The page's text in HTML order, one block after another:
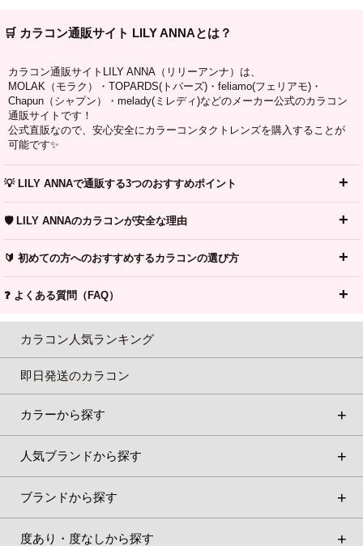
🛒 カラコン通販サイト LILY ANNAとは？
カラコン通販サイトLILY ANNA（リリーアンナ）は、
MOLAK（モラク）・TOPARDS(トパーズ)・feliamo(フェリアモ)・
Chapun（シャプン）・melady(ミレディ)などのメーカー公式のカラコン
通販サイトです！
公式直販なので、安心安全にカラーコンタクトレンズを購入することが
可能です✨
💡 LILY ANNAで通販する3つのおすすめポイント
🛡️ LILY ANNAのカラコンが安全な理由
🔰 初めての方へのおすすめするカラコンの選び方
❓ よくある質問（FAQ）
カラコン人気ランキング
即日発送のカラコン
カラーから探す
人気ブランドから探す
ブランドから探す
度あり・度なしから探す